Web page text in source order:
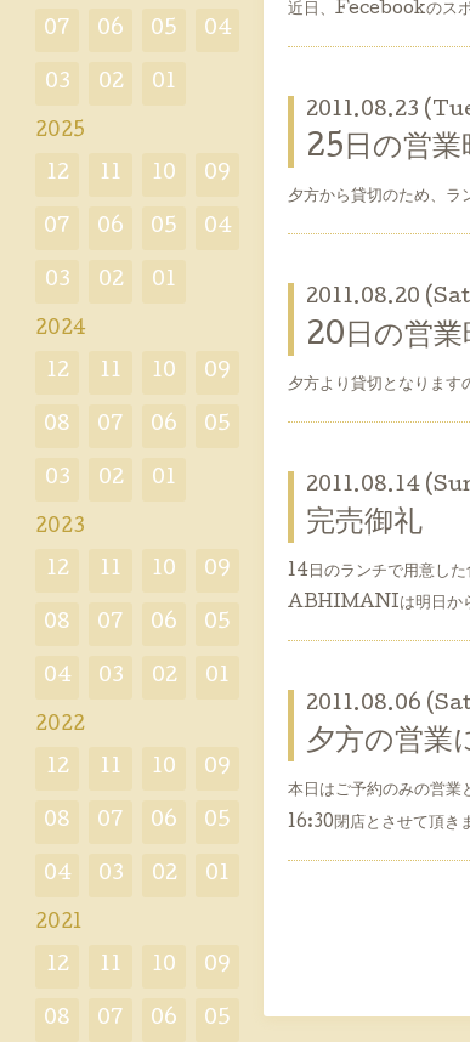
近日、Fecebookのスポ
2011.08.23
25日の営業
夕方から貸切のため、ラ
2011.08.20
20日の営業
夕方より貸切となります
2011.08.14
完売御礼
14日のランチで用意した
ABHIMANIは明日から
2011.08.06
夕方の営業
本日はご予約のみの営業
16:30閉店とさせて頂き
07 06 05 04
03 02 01
2025
12 11 10 09
07 06 05 04
03 02 01
2024
12 11 10 09
08 07 06 05
03 02 01
2023
12 11 10 09
08 07 06 05
04 03 02 01
2022
12 11 10 09
08 07 06 05
04 03 02 01
2021
12 11 10 09
08 07 06 05